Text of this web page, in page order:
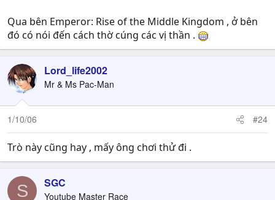
Qua bên Emperor: Rise of the Middle Kingdom , ở bên
đó có nói đến cách thờ cúng các vị thần .
Lord_life2002
Mr & Ms Pac-Man
1/10/06 #24
Trò này cũng hay , mấy ông chơi thử đi .
S SGC
Youtube Master Race